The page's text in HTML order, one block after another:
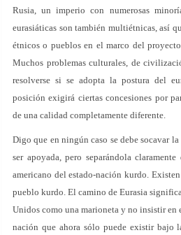
Rusia, un imperio con numerosas
eurasiáticas son también multiétnicas, así
étnicos o pueblos en el marco del
Muchos problemas culturales, de
resolverse si se adopta la postura del
posición exigirá ciertas concesiones por
de una calidad completamente diferente.
Digo que en ningún caso se debe socavar
ser apoyada, pero separándola
americano del estado-nación kurdo.
pueblo kurdo. El camino de Eurasia
Unidos como una marioneta y no insistir en
nación que ahora sólo puede existir bajo